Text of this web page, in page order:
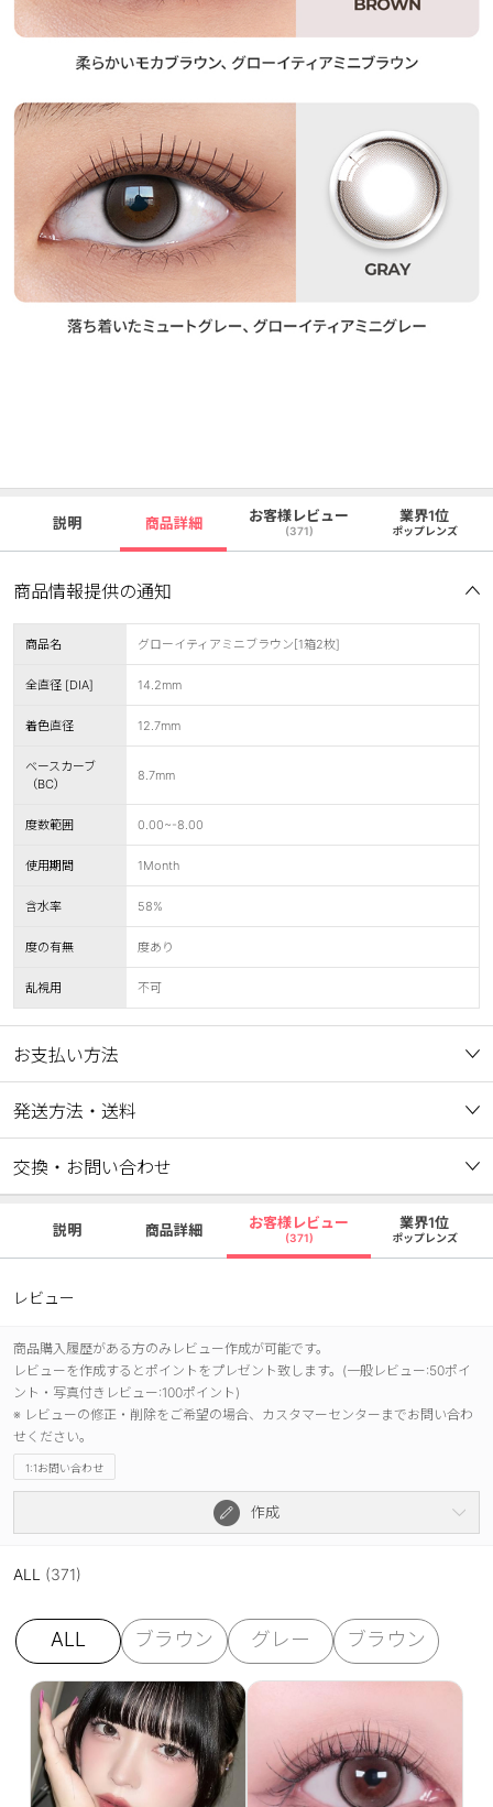
説明 商品詳細 お客様レビュー
(371)
業界1位
ポップレンズ
商品情報提供の通知
商品名 グローイティアミニブラウン[1箱2枚]
全直径 [DIA] 14.2mm
着色直径 12.7mm
ベースカーブ
（BC）
8.7mm
度数範囲 0.00~-8.00
使用期間 1Month
含水率 58%
度の有無 度あり
乱視用 不可
お支払い方法
発送方法・送料
交換・お問い合わせ
説明 商品詳細 お客様レビュー
(371)
業界1位
ポップレンズ
レビュー
商品購入履歴がある方のみレビュー作成が可能です。
レビューを作成するとポイントをプレゼント致します。(一般レビュー:50ポイ
ント・写真付きレビュー:100ポイント)
※ レビューの修正・削除をご希望の場合、カスタマーセンターまでお問い合わ
せください。
1:1お問い合わせ
作成
ALL (371)
ALL ブラウン グレー ブラウン